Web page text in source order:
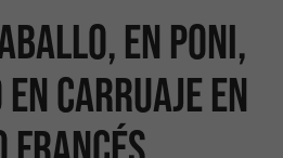
en poni,
carruaje en
francés